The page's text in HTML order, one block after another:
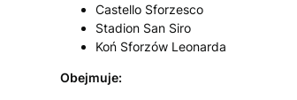
Castello Sforzesco
Stadion San Siro
Koń Sforzów Leonarda
Obejmuje: